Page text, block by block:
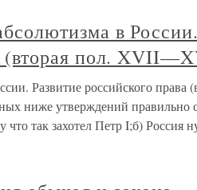
в России.
(вторая пол.
Развитие российского права
ниже утверждений правильно
так захотел Петр I;б) Россия